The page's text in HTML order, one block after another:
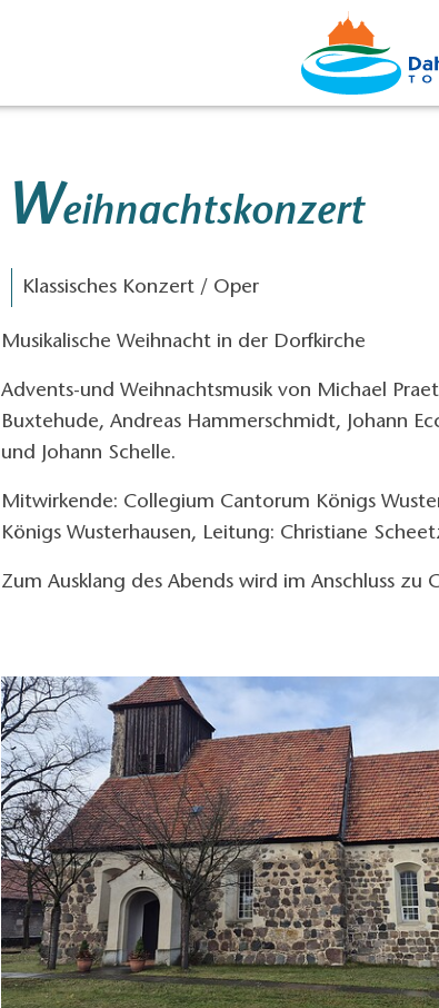
Weihnachtskonzert
Klassisches Konzert / Oper
Musikalische Weihnacht in der Dorfkirche
Advents-und Weihnachtsmusik von Michael
Buxtehude, Andreas Hammerschmidt, Johann
und Johann Schelle.
Mitwirkende: Collegium Cantorum Königs
Königs Wusterhausen, Leitung: Christiane
Zum Ausklang des Abends wird im Anschluss zu